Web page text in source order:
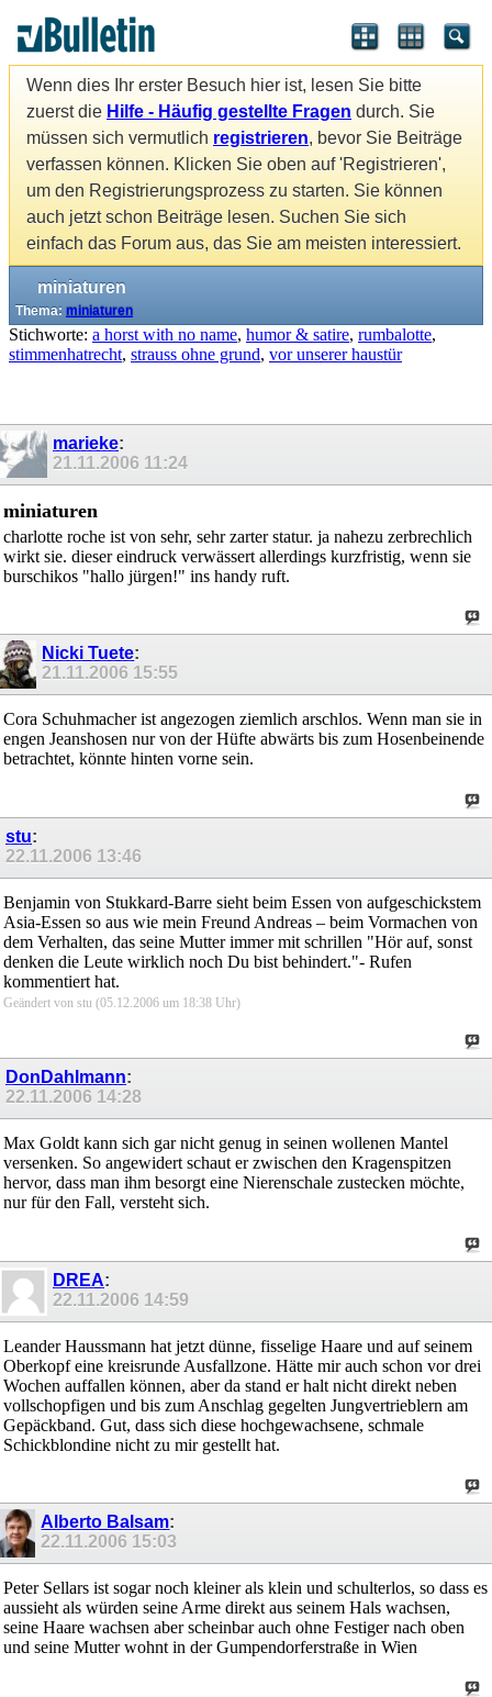
Wenn dies Ihr erster Besuch hier ist, lesen Sie bitte
zuerst die Hilfe - Häufig gestellte Fragen durch. Sie
müssen sich vermutlich registrieren, bevor Sie Beiträge
verfassen können. Klicken Sie oben auf 'Registrieren',
um den Registrierungsprozess zu starten. Sie können
auch jetzt schon Beiträge lesen. Suchen Sie sich
einfach das Forum aus, das Sie am meisten interessiert.
miniaturen
Thema: miniaturen
Stichworte: a horst with no name, humor & satire, rumbalotte,
stimmenhatrecht, strauss ohne grund, vor unserer haustür
marieke:
21.11.2006 11:24
miniaturen
charlotte roche ist von sehr, sehr zarter statur. ja nahezu zerbrechlich
wirkt sie. dieser eindruck verwässert allerdings kurzfristig, wenn sie
burschikos "hallo jürgen!" ins handy ruft.
Nicki Tuete:
21.11.2006 15:55
Cora Schuhmacher ist angezogen ziemlich arschlos. Wenn man sie in
engen Jeanshosen nur von der Hüfte abwärts bis zum Hosenbeinende
betrachtet, könnte hinten vorne sein.
stu:
22.11.2006 13:46
Benjamin von Stukkard-Barre sieht beim Essen von aufgeschickstem
Asia-Essen so aus wie mein Freund Andreas – beim Vormachen von
dem Verhalten, das seine Mutter immer mit schrillen "Hör auf, sonst
denken die Leute wirklich noch Du bist behindert."- Rufen
kommentiert hat.
Geändert von stu (05.12.2006 um 18:38 Uhr)
DonDahlmann:
22.11.2006 14:28
Max Goldt kann sich gar nicht genug in seinen wollenen Mantel
versenken. So angewidert schaut er zwischen den Kragenspitzen
hervor, dass man ihm besorgt eine Nierenschale zustecken möchte,
nur für den Fall, versteht sich.
DREA:
22.11.2006 14:59
Leander Haussmann hat jetzt dünne, fisselige Haare und auf seinem
Oberkopf eine kreisrunde Ausfallzone. Hätte mir auch schon vor drei
Wochen auffallen können, aber da stand er halt nicht direkt neben
vollschopfigen und bis zum Anschlag gegelten Jungvertrieblern am
Gepäckband. Gut, dass sich diese hochgewachsene, schmale
Schickblondine nicht zu mir gestellt hat.
Alberto Balsam:
22.11.2006 15:03
Peter Sellars ist sogar noch kleiner als klein und schulterlos, so dass es
aussieht als würden seine Arme direkt aus seinem Hals wachsen,
seine Haare wachsen aber scheinbar auch ohne Festiger nach oben
und seine Mutter wohnt in der Gumpendorferstraße in Wien